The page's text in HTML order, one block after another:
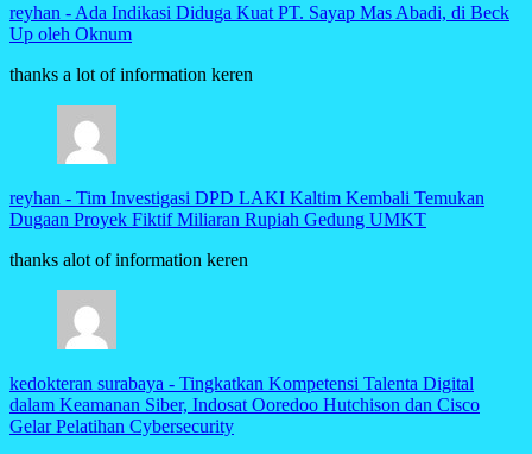
reyhan - Ada Indikasi Diduga Kuat PT. Sayap Mas Abadi, di Beck
Up oleh Oknum
thanks a lot of information keren
reyhan - Tim Investigasi DPD LAKI Kaltim Kembali Temukan
Dugaan Proyek Fiktif Miliaran Rupiah Gedung UMKT
thanks alot of information keren
kedokteran surabaya - Tingkatkan Kompetensi Talenta Digital
dalam Keamanan Siber, Indosat Ooredoo Hutchison dan Cisco
Gelar Pelatihan Cybersecurity